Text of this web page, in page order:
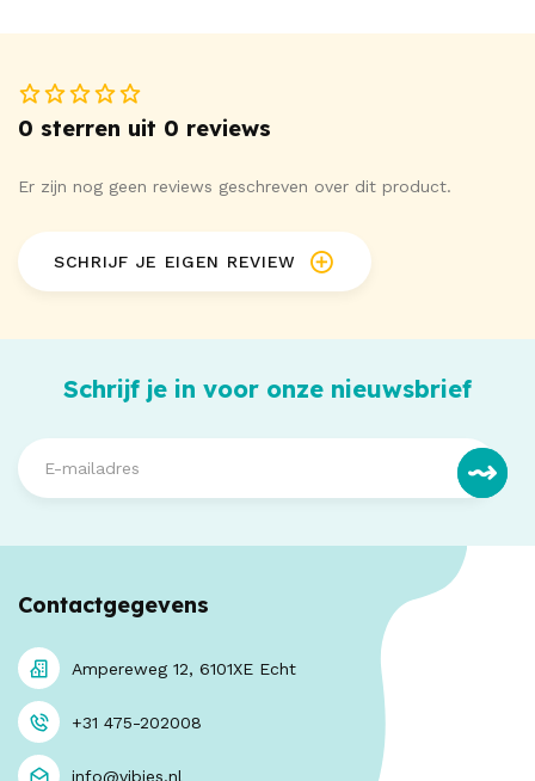
0 sterren uit 0 reviews
Er zijn nog geen reviews geschreven over dit product.
SCHRIJF JE EIGEN REVIEW
Schrijf je in voor onze nieuwsbrief
Contactgegevens
Ampereweg 12, 6101XE Echt
+31 475-202008
info@vibies.nl